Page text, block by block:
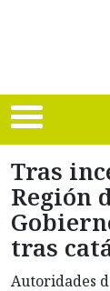
Tras
Región
tras
Autoridades